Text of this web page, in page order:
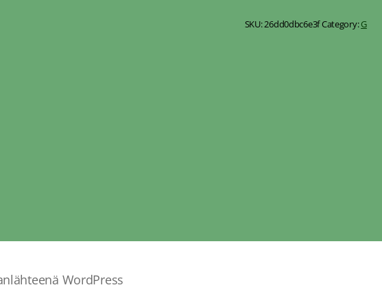
SKU:26dd0dbc6e3fCategory:G
WordPress